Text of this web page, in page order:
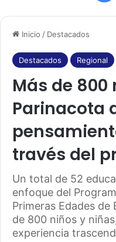
Inicio / Destacados
Destacados Regional
Más de
Parinacota
través del
Un total de 52
enfoque del
Primeras Edades
de 800 niños y
experiencia
a
e
b
o
o
k